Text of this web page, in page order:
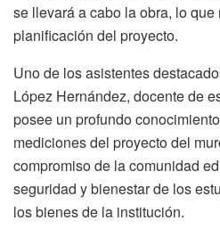
se llevará a cabo la obra, lo
planificación del proyecto.
Uno de los asistentes
López Hernández, docente de
posee un profundo
mediciones del proyecto del
compromiso de la comunidad
seguridad y bienestar de los
los bienes de la institución.